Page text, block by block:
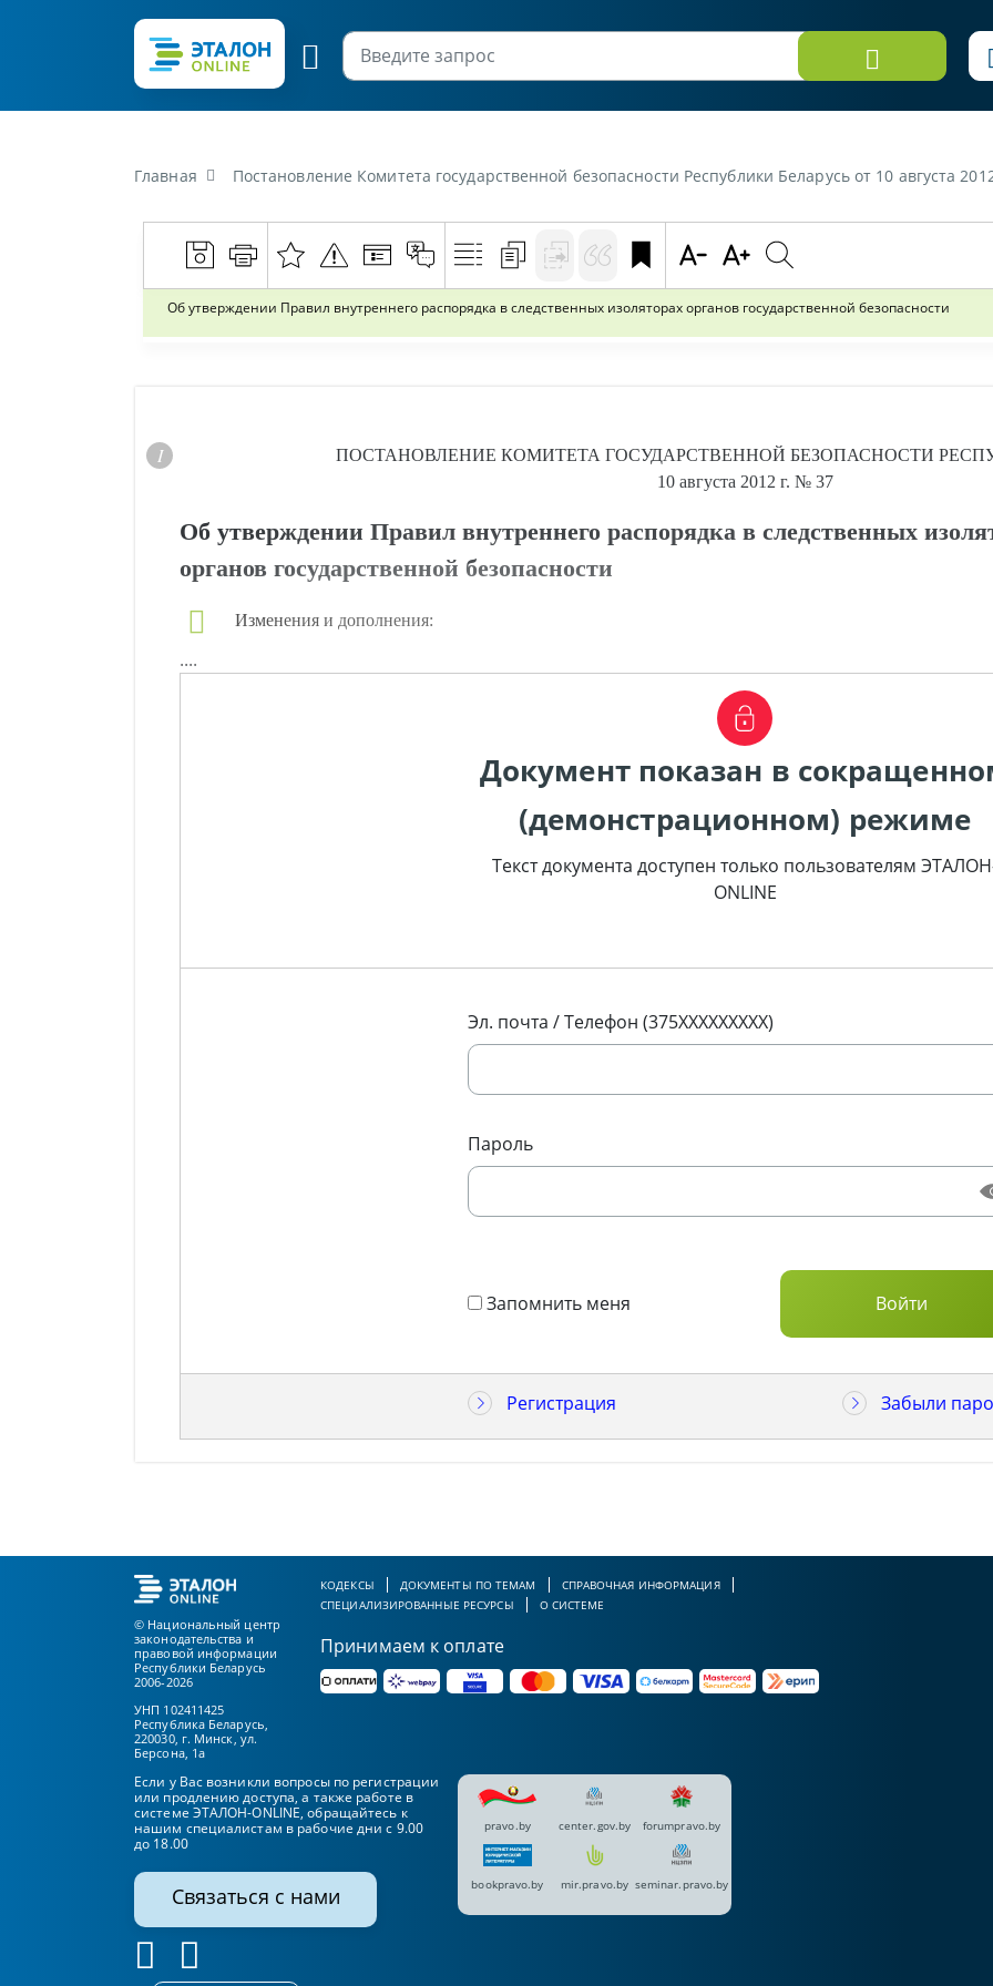
Главная Постановление Комитета государственной безопасности Республики Беларусь от 10 августа 2012 г. №37 «Об утверждении Правил внутреннего распорядка в
Об утверждении Правил внутреннего распорядка в следственных изоляторах органов государственной безопасности
ПОСТАНОВЛЕНИЕ КОМИТЕТА ГОСУДАРСТВЕННОЙ БЕЗОПАСНОСТИ
10 августа 2012 г. № 37
Об утверждении Правил внутреннего распорядка в следственных
органов государственной безопасности
Изменения и дополнения:
....
Документ показан в
(демонстрационном) режиме
Текст документа доступен только пользователям
ONLINE
Эл. почта / Телефон (375XXXXXXXXX)
Пароль
Запомнить меня
Регистрация Забыли
© Национальный центр
законодательства и
правовой информации
Республики Беларусь
2006-2026
УНП 102411425
Республика Беларусь,
220030, г. Минск, ул.
Берсона, 1а
КОДЕКСЫ ДОКУМЕНТЫ ПО ТЕМАМ
СПРАВОЧНАЯ ИНФОРМАЦИЯ
СПЕЦИАЛИЗИРОВАННЫЕ РЕСУРСЫ
О СИСТЕМЕ
Принимаем к оплате
Если у Вас возникли вопросы по регистрации
или продлению доступа, а также работе в
системе ЭТАЛОН-ONLINE, обращайтесь к
нашим специалистам в рабочие дни с 9.00
до 18.00
Связаться с нами
pravo.by center.gov.by forumpravo.by
bookpravo.by mir.pravo.by seminar.pravo.by